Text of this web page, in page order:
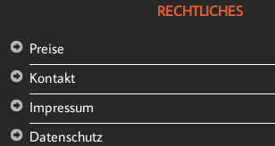
RECHTLICHES
Preise
Kontakt
Impressum
Datenschutz